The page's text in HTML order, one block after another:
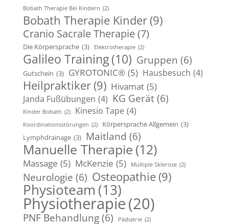
Bobath Therapie Bei Kindern (2)
Bobath Therapie Kinder (9)
Cranio Sacrale Therapie(7)
Die Körpersprache (3) Elektrotherapie (2)
Galileo Training(10) Gruppen (6)
Gutschein (3) GYROTONIC® (5) Hausbesuch (4)
Heilpraktiker (9) Hivamat (5)
Janda Fußübungen (4) KG Gerät (6)
Kinder Bobath (2) Kinesio Tape (4)
Koordinationsstörungen (2) Körpersprache Allgemein (3)
Lymphdrainage (3) Maitland (6)
Manuelle Therapie (12)
Massage (5) McKenzie (5) Multiple Sklerose (2)
Neurologie (6) Osteopathie (9)
Physioteam (13)
Physiotherapie(20)
PNF Behandlung (6) Pädiatrie (2)